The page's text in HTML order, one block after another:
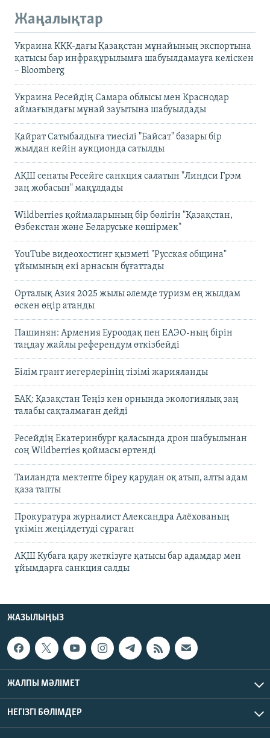
Жаңалықтар
Украина КҚК-дағы Қазақстан мұнайының экспортына
қатысы бар инфрақұрылымға шабуылдамауға келіскен
– Bloomberg
Украина Ресейдің Самара облысы мен Краснодар
аймағындағы мұнай зауытына шабуылдады
Қайрат Сатыбалдыға тиесілі "Байсат" базары бір
жылдан кейін аукционда сатылды
АҚШ сенаты Ресейге санкция салатын "Линдси Грэм
заң жобасын" мақұлдады
Wildberries қоймаларының бір бөлігін "Қазақстан,
Өзбекстан және Беларуське көшірмек"
YouTube видеохостинг қызметі "Русская община"
ұйымының екі арнасын бұғаттады
Орталық Азия 2025 жылы әлемде туризм ең жылдам
өскен өңір атанды
Пашинян: Армения Еуроодақ пен ЕАЭО-ның бірін
таңдау жайлы референдум өткізбейді
Білім грант иегерлерінің тізімі жарияланды
БАҚ: Қазақстан Теңіз кен орнында экологиялық заң
талабы сақталмаған дейді
Ресейдің Екатеринбург қаласында дрон шабуылынан
соң Wildberries қоймасы өртенді
Таиландта мектепте біреу қарудан оқ атып, алты адам
қаза тапты
Прокуратура журналист Александра Алёхованың
үкімін жеңілдетуді сұраған
АҚШ Кубаға қару жеткізуге қатысы бар адамдар мен
ұйымдарға санкция салды
ЖАЗЫЛЫҢЫЗ
ЖАЛПЫ МӘЛІМЕТ
НЕГІЗГІ БӨЛІМДЕР